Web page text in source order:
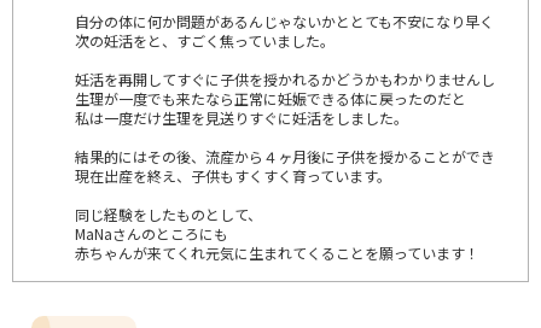
自分の体に何か問題があるんじゃないかととても不安になり早く
次の妊活をと、すごく焦っていました。
妊活を再開してすぐに子供を授かれるかどうかもわかりませんし
生理が一度でも来たなら正常に妊娠できる体に戻ったのだと
私は一度だけ生理を見送りすぐに妊活をしました。
結果的にはその後、流産から４ヶ月後に子供を授かることができ
現在出産を終え、子供もすくすく育っています。
同じ経験をしたものとして、
MaNaさんのところにも
赤ちゃんが来てくれ元気に生まれてくることを願っています！